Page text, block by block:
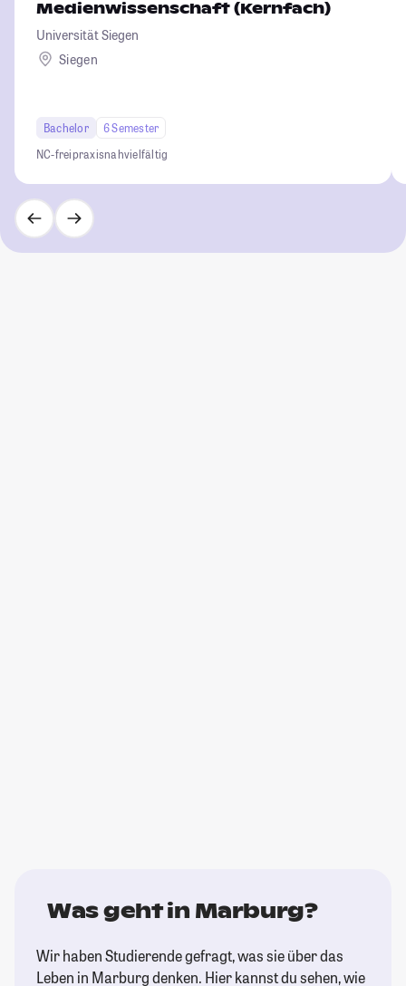
Medienwissenschaft (Kernfach)
Universität Siegen
Siegen
Bachelor
6 Semester
NC-freipraxisnahvielfältig
Was geht in Marburg?
Wir haben Studierende gefragt, was sie über das
Leben in Marburg denken. Hier kannst du sehen, wie